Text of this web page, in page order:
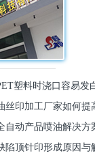
塑料时浇口容易发
丝印加工厂家如何提
自动产品喷油解决方
陷顶针印形成原因与